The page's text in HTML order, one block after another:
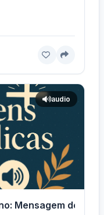
audio
Mensagem de Fé -